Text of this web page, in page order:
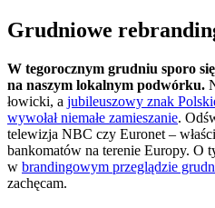
Grudniowe
W tegorocznym grudniu sporo
na naszym lokalnym podwórku.
łowicki, a jubileuszowy znak
wywołał niemałe zamieszanie.
telewizja NBC czy Euronet –
bankomatów na terenie Europy. O
w brandingowym przeglądzie
zachęcam.